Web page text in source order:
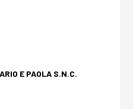
E PAOLA S.N.C.